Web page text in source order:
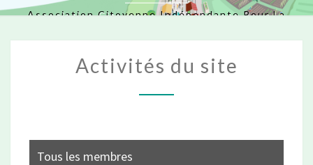
Association Citoyenne Indépendante Pour La
du
site
Activités du site
Tous les membres